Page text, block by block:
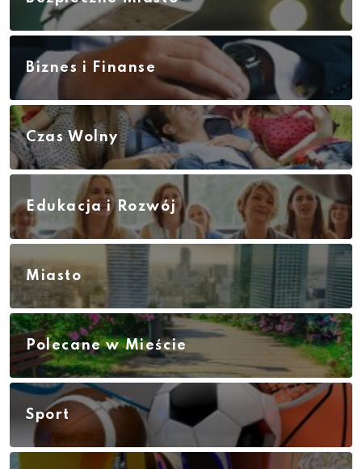
Biznes i Finanse
Czas Wolny
Edukacja i Rozwój
Miasto
Polecane w Mieście
Sport